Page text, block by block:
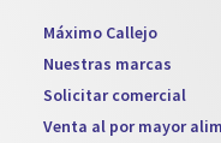
Máximo Callejo
Nuestras marcas
Solicitar comercial
Venta al por mayor